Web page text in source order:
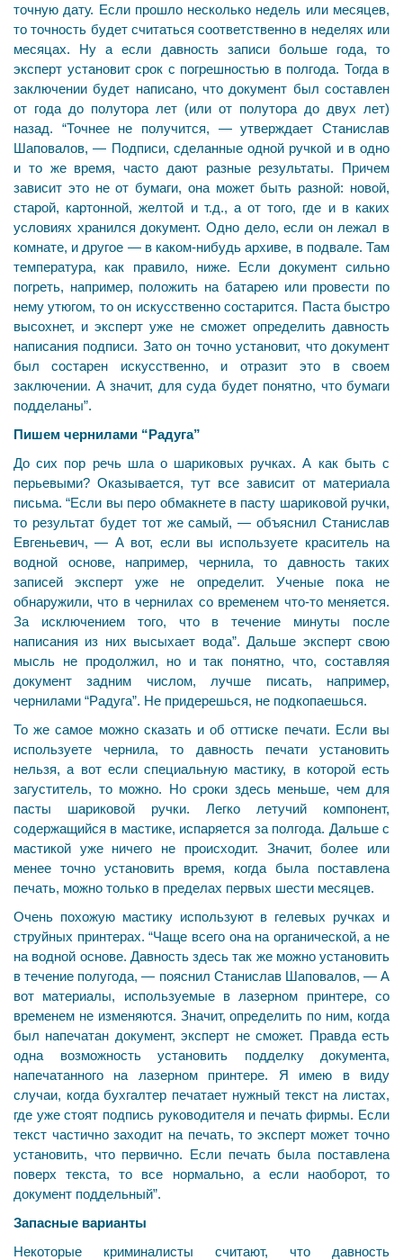
точную дату. Если прошло несколько недель или месяцев,
то точность будет считаться соответственно в неделях или
месяцах. Ну а если давность записи больше года, то
эксперт установит срок с погрешностью в полгода. Тогда в
заключении будет написано, что документ был составлен
от года до полутора лет (или от полутора до двух лет)
назад. “Точнее не получится, — утверждает Станислав
Шаповалов, — Подписи, сделанные одной ручкой и в одно
и то же время, часто дают разные результаты. Причем
зависит это не от бумаги, она может быть разной: новой,
старой, картонной, желтой и т.д., а от того, где и в каких
условиях хранился документ. Одно дело, если он лежал в
комнате, и другое — в каком-нибудь архиве, в подвале. Там
температура, как правило, ниже. Если документ сильно
погреть, например, положить на батарею или провести по
нему утюгом, то он искусственно состарится. Паста быстро
высохнет, и эксперт уже не сможет определить давность
написания подписи. Зато он точно установит, что документ
был состарен искусственно, и отразит это в своем
заключении. А значит, для суда будет понятно, что бумаги
подделаны”.
Пишем чернилами “Радуга”
До сих пор речь шла о шариковых ручках. А как быть с
перьевыми? Оказывается, тут все зависит от материала
письма. “Если вы перо обмакнете в пасту шариковой ручки,
то результат будет тот же самый, — объяснил Станислав
Евгеньевич, — А вот, если вы используете краситель на
водной основе, например, чернила, то давность таких
записей эксперт уже не определит. Ученые пока не
обнаружили, что в чернилах со временем что-то меняется.
За исключением того, что в течение минуты после
написания из них высыхает вода”. Дальше эксперт свою
мысль не продолжил, но и так понятно, что, составляя
документ задним числом, лучше писать, например,
чернилами “Радуга”. Не придерешься, не подкопаешься.
То же самое можно сказать и об оттиске печати. Если вы
используете чернила, то давность печати установить
нельзя, а вот если специальную мастику, в которой есть
загуститель, то можно. Но сроки здесь меньше, чем для
пасты шариковой ручки. Легко летучий компонент,
содержащийся в мастике, испаряется за полгода. Дальше с
мастикой уже ничего не происходит. Значит, более или
менее точно установить время, когда была поставлена
печать, можно только в пределах первых шести месяцев.
Очень похожую мастику используют в гелевых ручках и
струйных принтерах. “Чаще всего она на органической, а не
на водной основе. Давность здесь так же можно установить
в течение полугода, — пояснил Станислав Шаповалов, — А
вот материалы, используемые в лазерном принтере, со
временем не изменяются. Значит, определить по ним, когда
был напечатан документ, эксперт не сможет. Правда есть
одна возможность установить подделку документа,
напечатанного на лазерном принтере. Я имею в виду
случаи, когда бухгалтер печатает нужный текст на листах,
где уже стоят подпись руководителя и печать фирмы. Если
текст частично заходит на печать, то эксперт может точно
установить, что первично. Если печать была поставлена
поверх текста, то все нормально, а если наоборот, то
документ поддельный”.
Запасные варианты
Некоторые криминалисты считают, что давность